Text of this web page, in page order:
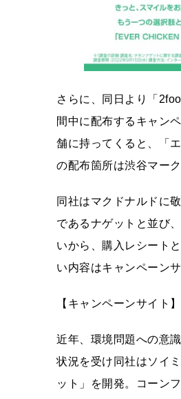
さらに、同日より「
間中に配布するキャン
舗に持ってくると、「
の配布箇所は渋谷マー
同社はマクドナルドに
であるナゲットと並び
いから、購入レシート
い内容はキャンペーン
【キャンペーンサイ
近年、環境問題への意
状況を受け同社はソイ
ット」を開発。コーン